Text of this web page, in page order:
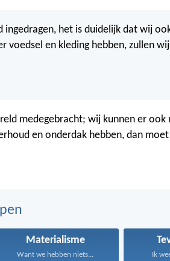
ingedragen, het is duidelijk dat wij
voedsel en kleding hebben, zullen
medegebracht; wij kunnen er ook
en onderdak hebben, dan
Materialisme
Want we hebben niets... Ik